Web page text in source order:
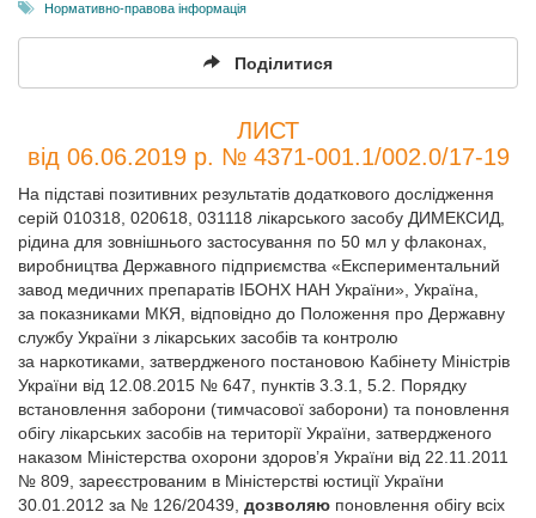
Нормативно-правова інформація
Поділитися
ЛИСТ
від 06.06.2019 р. № 4371-001.1/002.0/17-19
На підставі позитивних результатів додаткового дослідження
серій 010318, 020618, 031118 лікарського засобу ДИМЕКСИД,
рідина для зовнішнього застосування по 50 мл у флаконах,
виробництва Державного підприємства «Експериментальний
завод медичних препаратів ІБОНХ НАН України», Україна,
за показниками МКЯ, відповідно до Положення про Державну
службу України з лікарських засобів та контролю
за наркотиками, затвердженого постановою Кабінету Міністрів
України від 12.08.2015 № 647, пунктів 3.3.1, 5.2. Порядку
встановлення заборони (тимчасової заборони) та поновлення
обігу лікарських засобів на території України, затвердженого
наказом Міністерства охорони здоров’я України від 22.11.2011
№ 809, зареєстрованим в Міністерстві юстиції України
30.01.2012 за № 126/20439, дозволяю поновлення обігу всіх